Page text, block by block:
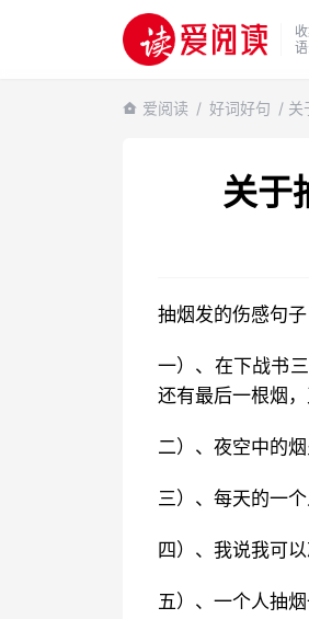
爱阅读 / 好词好句 / 关
关于
抽烟发的伤感句子
一）、在下战书
还有最后一根烟
二）、夜空中的
三）、每天的一
四）、我说我可
五）、一个人抽